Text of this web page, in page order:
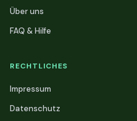
Über uns
FAQ & Hilfe
RECHTLICHES
Impressum
Datenschutz